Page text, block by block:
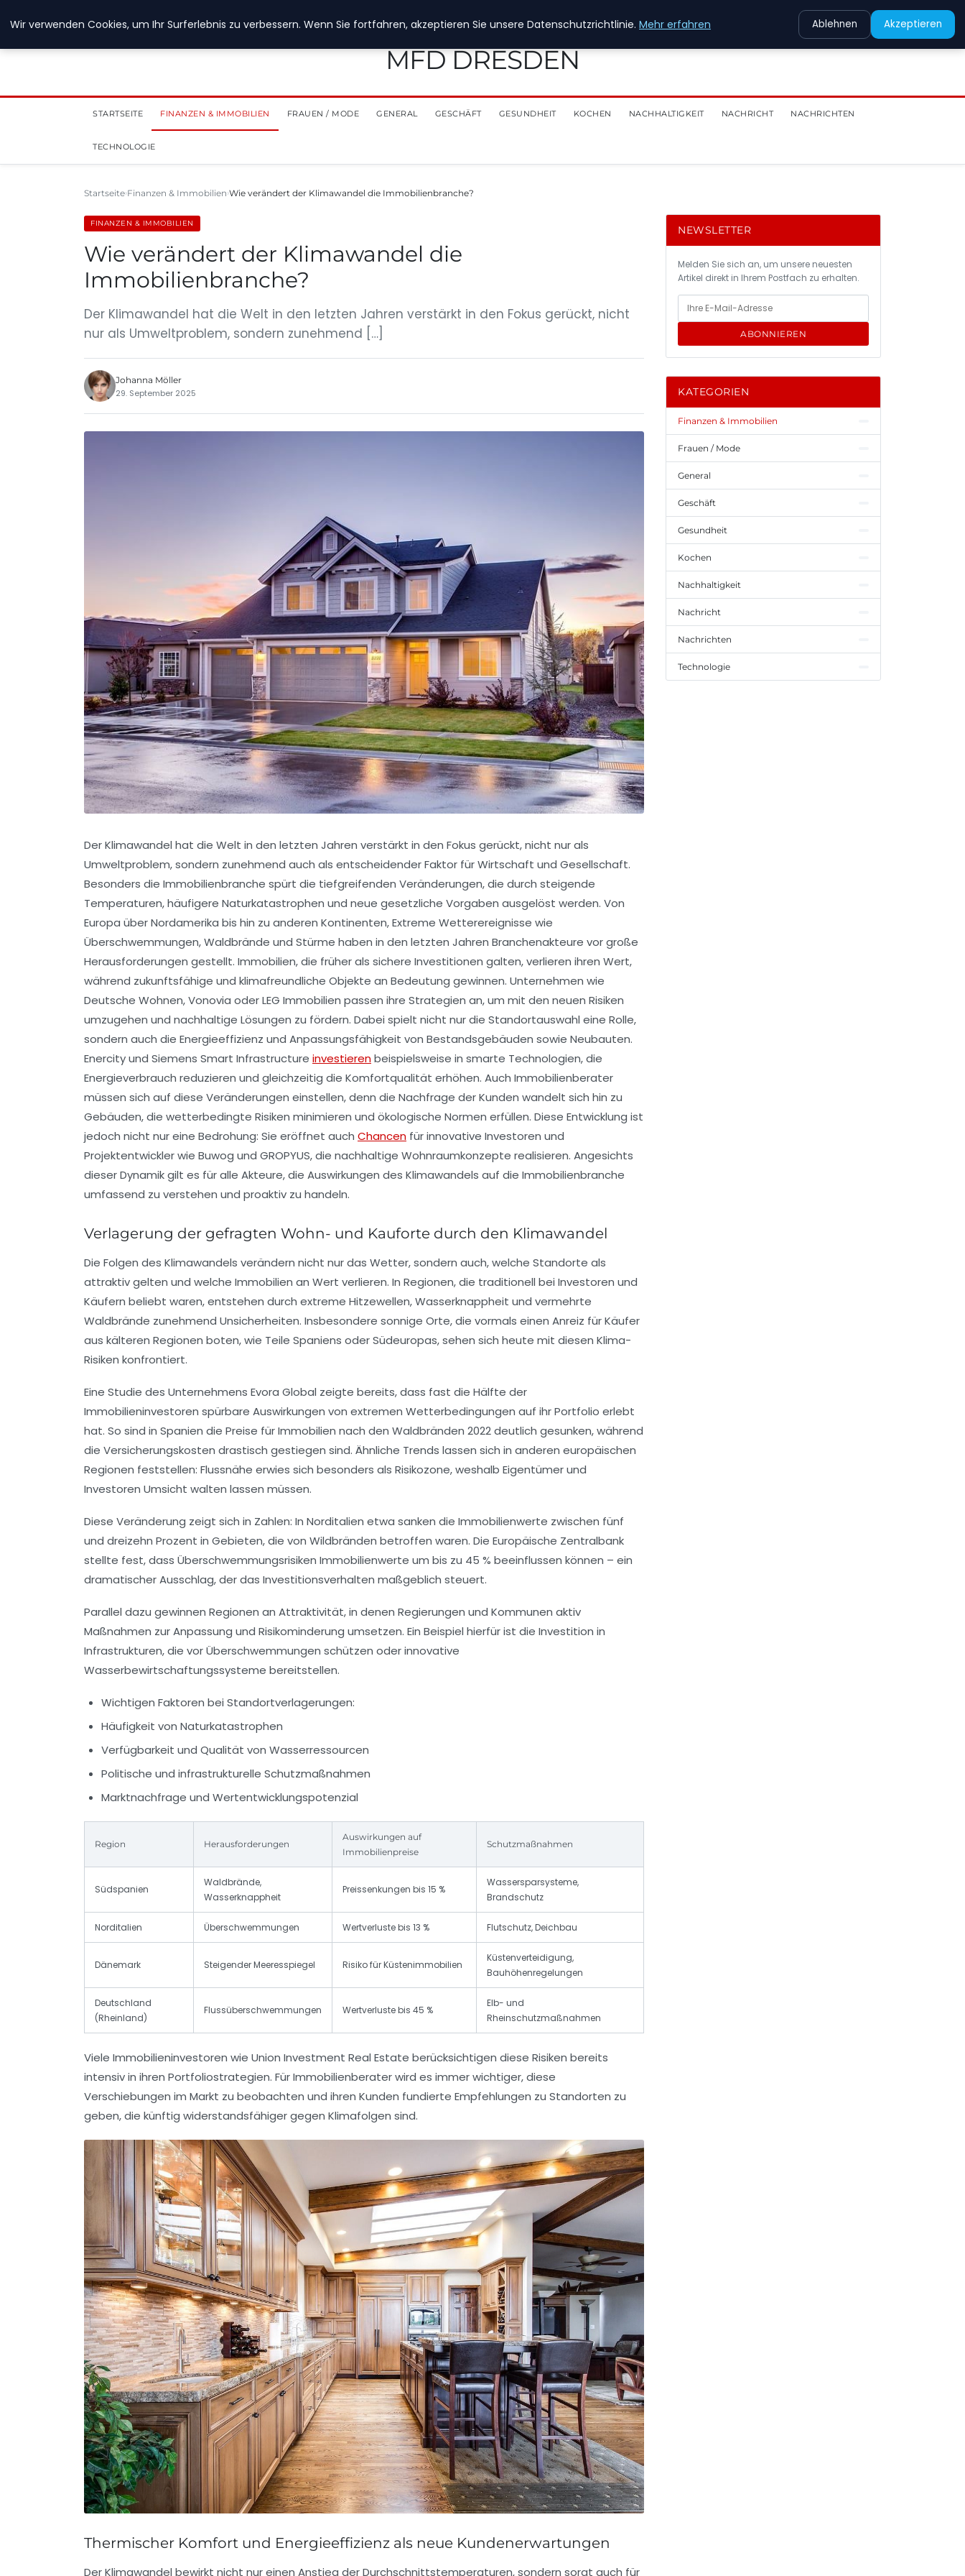
MFD DRESDEN
STARTSEITE FINANZEN & IMMOBILIEN FRAUEN / MODE GENERAL GESCHÄFT GESUNDHEIT KOCHEN NACHHALTIGKEIT NACHRICHT NACHRICHTEN
TECHNOLOGIE
Startseite Finanzen & Immobilien Wie verändert der Klimawandel die Immobilienbranche?
FINANZEN & IMMOBILIEN
Wie verändert der Klimawandel die
Immobilienbranche?
Der Klimawandel hat die Welt in den letzten Jahren verstärkt in den Fokus gerückt, nicht
nur als Umweltproblem, sondern zunehmend […]
Johanna Möller
29. September 2025
Der Klimawandel hat die Welt in den letzten Jahren verstärkt in den Fokus gerückt, nicht nur als
Umweltproblem, sondern zunehmend auch als entscheidender Faktor für Wirtschaft und Gesellschaft.
Besonders die Immobilienbranche spürt die tiefgreifenden Veränderungen, die durch steigende
Temperaturen, häufigere Naturkatastrophen und neue gesetzliche Vorgaben ausgelöst werden. Von
Europa über Nordamerika bis hin zu anderen Kontinenten, Extreme Wetterereignisse wie
Überschwemmungen, Waldbrände und Stürme haben in den letzten Jahren Branchenakteure vor große
Herausforderungen gestellt. Immobilien, die früher als sichere Investitionen galten, verlieren ihren Wert,
während zukunftsfähige und klimafreundliche Objekte an Bedeutung gewinnen. Unternehmen wie
Deutsche Wohnen, Vonovia oder LEG Immobilien passen ihre Strategien an, um mit den neuen Risiken
umzugehen und nachhaltige Lösungen zu fördern. Dabei spielt nicht nur die Standortauswahl eine Rolle,
sondern auch die Energieeffizienz und Anpassungsfähigkeit von Bestandsgebäuden sowie Neubauten.
Enercity und Siemens Smart Infrastructure investierenbeispielsweise in smarte Technologien, die
Energieverbrauch reduzieren und gleichzeitig die Komfortqualität erhöhen. Auch Immobilienberater
müssen sich auf diese Veränderungen einstellen, denn die Nachfrage der Kunden wandelt sich hin zu
Gebäuden, die wetterbedingte Risiken minimieren und ökologische Normen erfüllen. Diese Entwicklung ist
jedoch nicht nur eine Bedrohung: Sie eröffnet auch Chancen für innovative Investoren und
Projektentwickler wie Buwog und GROPYUS, die nachhaltige Wohnraumkonzepte realisieren. Angesichts
dieser Dynamik gilt es für alle Akteure, die Auswirkungen des Klimawandels auf die Immobilienbranche
umfassend zu verstehen und proaktiv zu handeln.
Verlagerung der gefragten Wohn- und Kauforte durch den Klimawandel
Die Folgen des Klimawandels verändern nicht nur das Wetter, sondern auch, welche Standorte als
attraktiv gelten und welche Immobilien an Wert verlieren. In Regionen, die traditionell bei Investoren und
Käufern beliebt waren, entstehen durch extreme Hitzewellen, Wasserknappheit und vermehrte
Waldbrände zunehmend Unsicherheiten. Insbesondere sonnige Orte, die vormals einen Anreiz für Käufer
aus kälteren Regionen boten, wie Teile Spaniens oder Südeuropas, sehen sich heute mit diesen Klima-
Risiken konfrontiert.
Eine Studie des Unternehmens Evora Global zeigte bereits, dass fast die Hälfte der
Immobilieninvestoren spürbare Auswirkungen von extremen Wetterbedingungen auf ihr Portfolio erlebt
hat. So sind in Spanien die Preise für Immobilien nach den Waldbränden 2022 deutlich gesunken, während
die Versicherungskosten drastisch gestiegen sind. Ähnliche Trends lassen sich in anderen europäischen
Regionen feststellen: Flussnähe erwies sich besonders als Risikozone, weshalb Eigentümer und
Investoren Umsicht walten lassen müssen.
Diese Veränderung zeigt sich in Zahlen: In Norditalien etwa sanken die Immobilienwerte zwischen fünf
und dreizehn Prozent in Gebieten, die von Wildbränden betroffen waren. Die Europäische Zentralbank
stellte fest, dass Überschwemmungsrisiken Immobilienwerte um bis zu 45 % beeinflussen können – ein
dramatischer Ausschlag, der das Investitionsverhalten maßgeblich steuert.
Parallel dazu gewinnen Regionen an Attraktivität, in denen Regierungen und Kommunen aktiv
Maßnahmen zur Anpassung und Risikominderung umsetzen. Ein Beispiel hierfür ist die Investition in
Infrastrukturen, die vor Überschwemmungen schützen oder innovative
Wasserbewirtschaftungssysteme bereitstellen.
Wichtigen Faktoren bei Standortverlagerungen:
Häufigkeit von Naturkatastrophen
Verfügbarkeit und Qualität von Wasserressourcen
Politische und infrastrukturelle Schutzmaßnahmen
Marktnachfrage und Wertentwicklungspotenzial
Region Herausforderungen
Auswirkungen auf
Immobilienpreise
Schutzmaßnahmen
Südspanien
Waldbrände,
Wasserknappheit
Preissenkungen bis 15 %
Wassersparsysteme,
Brandschutz
Norditalien Überschwemmungen Wertverluste bis 13 % Flutschutz, Deichbau
Dänemark Steigender Meeresspiegel Risiko für Küstenimmobilien
Küstenverteidigung,
Bauhöhenregelungen
Deutschland
(Rheinland)
Flussüberschwemmungen Wertverluste bis 45 %
Elb- und
Rheinschutzmaßnahmen
Viele Immobilieninvestoren wie Union Investment Real Estate berücksichtigen diese Risiken bereits
intensiv in ihren Portfoliostrategien. Für Immobilienberater wird es immer wichtiger, diese
Verschiebungen im Markt zu beobachten und ihren Kunden fundierte Empfehlungen zu Standorten zu
geben, die künftig widerstandsfähiger gegen Klimafolgen sind.
Thermischer Komfort und Energieeffizienz als neue Kundenerwartungen
Der Klimawandel bewirkt nicht nur einen Anstieg der Durchschnittstemperaturen, sondern sorgt auch für
NEWSLETTER
Melden Sie sich an, um unsere neuesten
Artikel direkt in Ihrem Postfach zu erhalten.
ABONNIEREN
KATEGORIEN
Finanzen & Immobilien
Frauen / Mode
General
Geschäft
Gesundheit
Kochen
Nachhaltigkeit
Nachricht
Nachrichten
Technologie
Wir verwenden Cookies, um Ihr Surferlebnis zu verbessern. Wenn Sie fortfahren, akzeptieren Sie unsere Datenschutzrichtlinie. Mehr erfahren Ablehnen Akzeptieren